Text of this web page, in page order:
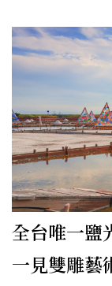
全台唯一鹽
一見雙雕藝